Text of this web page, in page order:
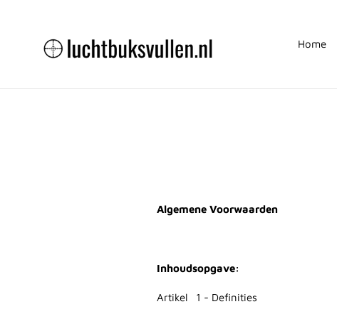
Home
Algemene Voorwaarden
Inhoudsopgave:
Artikel 1 - Definities